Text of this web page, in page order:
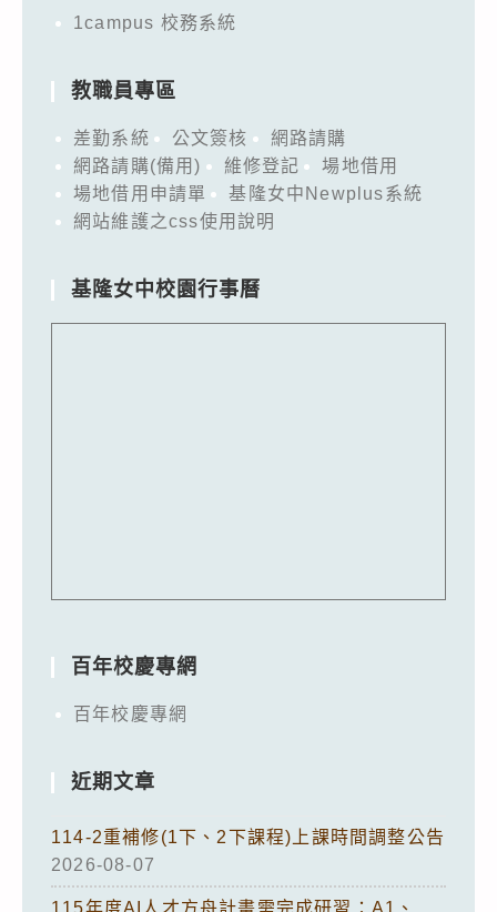
1campus 校務系統
教職員專區
差勤系統 公文簽核
網路請購
網路請購(備用)
維修登記
場地借用
場地借用申請單
基隆女中Newplus系統
網站維護之css使用說明
基隆女中校園行事曆
百年校慶專網
百年校慶專網
近期文章
114-2重補修(1下、2下課程)上課時間調整公告
2026-08-07
115年度AI人才方舟計畫需完成研習：A1、